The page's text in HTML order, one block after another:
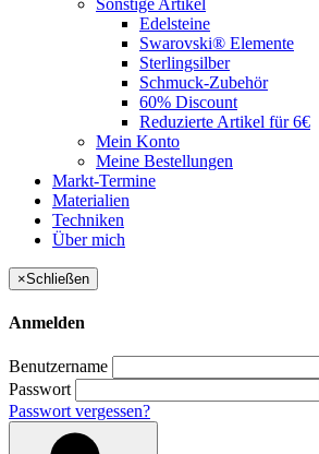
Edelsteine
Swarovski® Elemente
Sterlingsilber
Schmuck-Zubehör
60% Discount
Reduzierte Artikel für 6€
Mein Konto
Meine Bestellungen
Markt-Termine
Materialien
Techniken
Über mich
×Schließen
Anmelden
Benutzername
Passwort
Passwort vergessen?